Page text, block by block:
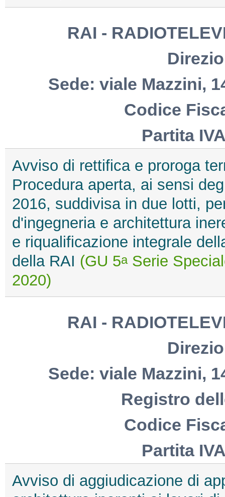
RAI -
Sede: viale Mazzini,
Codice
Partita
Avviso di rettifica e proroga
Procedura aperta, ai sensi
2016, suddivisa in due lotti,
d'ingegneria e architettura
e riqualificazione integrale
della RAI (GU 5aSerie
2020)
RAI -
Sede: viale Mazzini,
Registro
Codice
Partita
Avviso di aggiudicazione di